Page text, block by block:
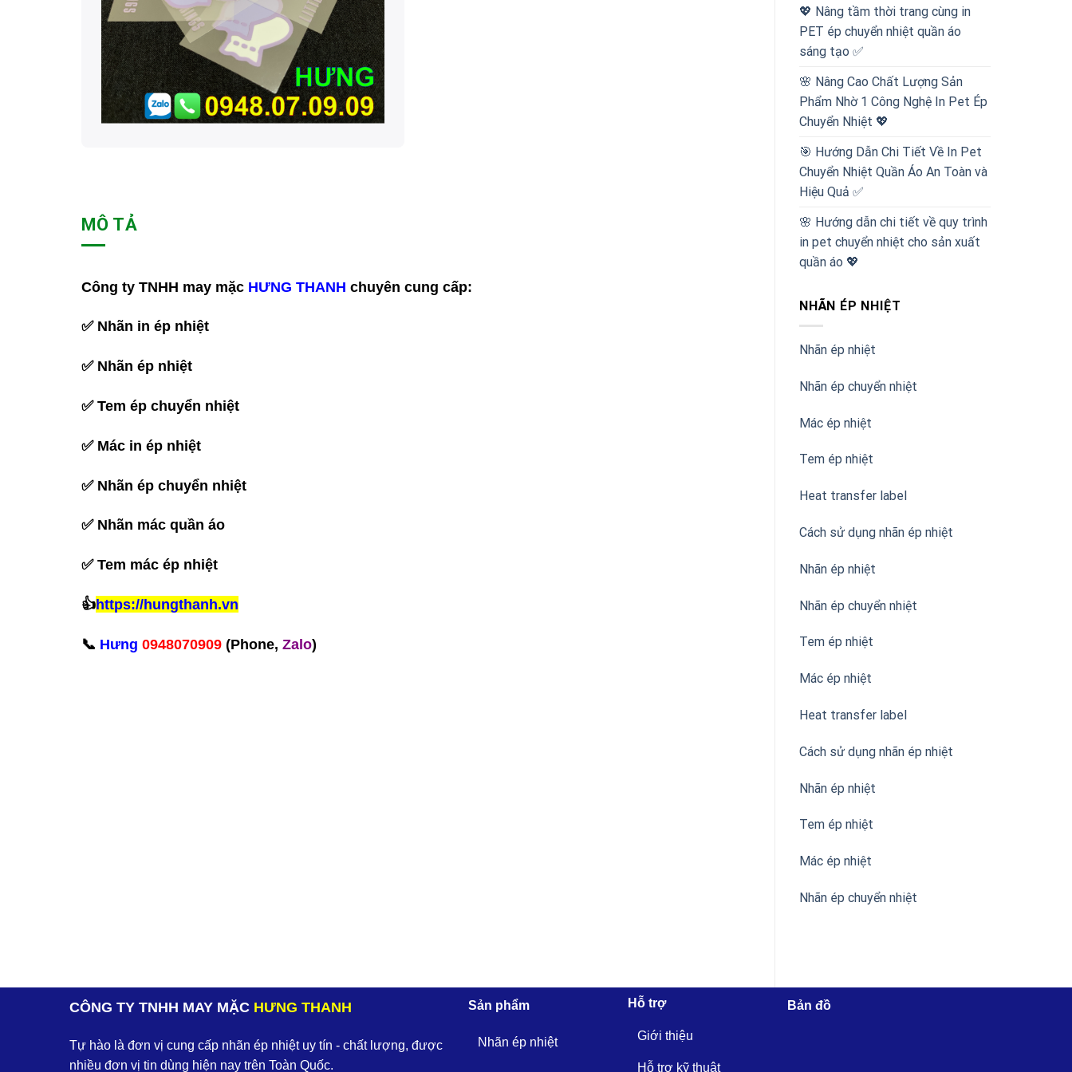
💖 Nâng tầm thời trang cùng in
PET ép chuyển nhiệt quần áo
sáng tạo ✅
🌸 Nâng Cao Chất Lượng Sản
Phẩm Nhờ 1 Công Nghệ In Pet Ép
Chuyển Nhiệt 💖
🎯 Hướng Dẫn Chi Tiết Về In Pet
Chuyển Nhiệt Quần Áo An Toàn và
Hiệu Quả ✅
🌸 Hướng dẫn chi tiết về quy trình
in pet chuyển nhiệt cho sản xuất
quần áo 💖
NHÃN ÉP NHIỆT
Nhãn ép nhiệt
Nhãn ép chuyển nhiệt
Mác ép nhiệt
Tem ép nhiệt
Heat transfer label
Cách sử dụng nhãn ép nhiệt
Nhãn ép nhiệt
Nhãn ép chuyển nhiệt
Tem ép nhiệt
Mác ép nhiệt
Heat transfer label
Cách sử dụng nhãn ép nhiệt
Nhãn ép nhiệt
Tem ép nhiệt
Mác ép nhiệt
Nhãn ép chuyển nhiệt
MÔ TẢ
Công ty TNHH may mặc HƯNG THANH chuyên cung cấp:
✅Nhãn in ép nhiệt
✅Nhãn ép nhiệt
✅Tem ép chuyển nhiệt
✅Mác in ép nhiệt
✅Nhãn ép chuyển nhiệt
✅Nhãn mác quần áo
✅Tem mác ép nhiệt
👍https://hungthanh.vn
📞 Hưng 0948070909 (Phone, Zalo)‪
CÔNG TY TNHH MAY MẶC HƯNG THANH
Tự hào là đơn vị cung cấp nhãn ép nhiệt uy tín - chất lượng, được
nhiều đơn vị tin dùng hiện nay trên Toàn Quốc.
Sản phẩm
Nhãn ép nhiệt
Hỗ trợ
Giới thiệu
Hỗ trợ kỹ thuật
Bản đồ